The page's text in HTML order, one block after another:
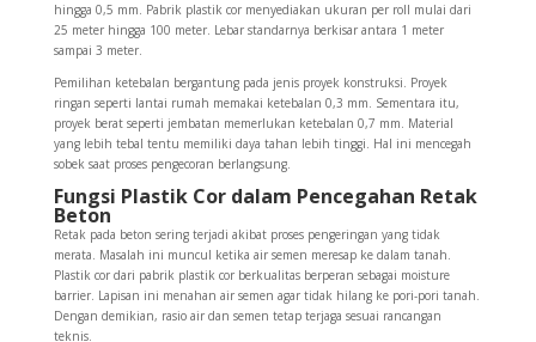
hingga 0,5 mm. Pabrik plastik cor menyediakan ukuran per roll mulai dari
25 meter hingga 100 meter. Lebar standarnya berkisar antara 1 meter
sampai 3 meter.
Pemilihan ketebalan bergantung pada jenis proyek konstruksi. Proyek
ringan seperti lantai rumah memakai ketebalan 0,3 mm. Sementara itu,
proyek berat seperti jembatan memerlukan ketebalan 0,7 mm. Material
yang lebih tebal tentu memiliki daya tahan lebih tinggi. Hal ini mencegah
sobek saat proses pengecoran berlangsung.
Fungsi Plastik Cor dalam Pencegahan Retak
Beton
Retak pada beton sering terjadi akibat proses pengeringan yang tidak
merata. Masalah ini muncul ketika air semen meresap ke dalam tanah.
Plastik cor dari pabrik plastik cor berkualitas berperan sebagai moisture
barrier. Lapisan ini menahan air semen agar tidak hilang ke pori-pori tanah.
Dengan demikian, rasio air dan semen tetap terjaga sesuai rancangan
teknis.